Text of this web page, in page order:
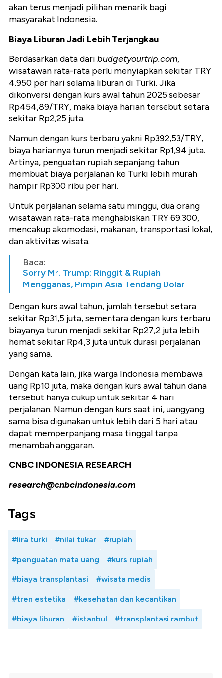
akan terus menjadi pilihan menarik bagi
masyarakat Indonesia.
Biaya Liburan Jadi Lebih Terjangkau
Berdasarkan data dari budgetyourtrip.com,
wisatawan rata-rata perlu menyiapkan sekitar TRY
4.950 per hari selama liburan di Turki. Jika
dikonversi dengan kurs awal tahun 2025 sebesar
Rp454,89/TRY, maka biaya harian tersebut setara
sekitar Rp2,25 juta.
Namun dengan kurs terbaru yakni Rp392,53/TRY,
biaya hariannya turun menjadi sekitar Rp1,94 juta.
Artinya, penguatan rupiah sepanjang tahun
membuat biaya perjalanan ke Turki lebih murah
hampir Rp300 ribu per hari.
Untuk perjalanan selama satu minggu, dua orang
wisatawan rata-rata menghabiskan TRY 69.300,
mencakup akomodasi, makanan, transportasi lokal,
dan aktivitas wisata.
Baca:
Sorry Mr. Trump: Ringgit & Rupiah
Mengganas, Pimpin Asia Tendang Dolar
Dengan kurs awal tahun, jumlah tersebut setara
sekitar Rp31,5 juta, sementara dengan kurs terbaru
biayanya turun menjadi sekitar Rp27,2 juta lebih
hemat sekitar Rp4,3 juta untuk durasi perjalanan
yang sama.
Dengan kata lain, jika warga Indonesia membawa
uang Rp10 juta, maka dengan kurs awal tahun dana
tersebut hanya cukup untuk sekitar 4 hari
perjalanan. Namun dengan kurs saat ini, uangyang
sama bisa digunakan untuk lebih dari 5 hari atau
dapat memperpanjang masa tinggal tanpa
menambah anggaran.
CNBC INDONESIA RESEARCH
research@cnbcindonesia.com
Tags
#lira turki #nilai tukar #rupiah
#penguatan mata uang #kurs rupiah
#biaya transplantasi #wisata medis
#tren estetika #kesehatan dan kecantikan
#biaya liburan #istanbul #transplantasi rambut